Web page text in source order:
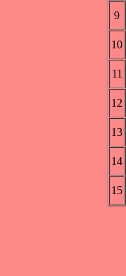
9
10
11
12
13
14
15